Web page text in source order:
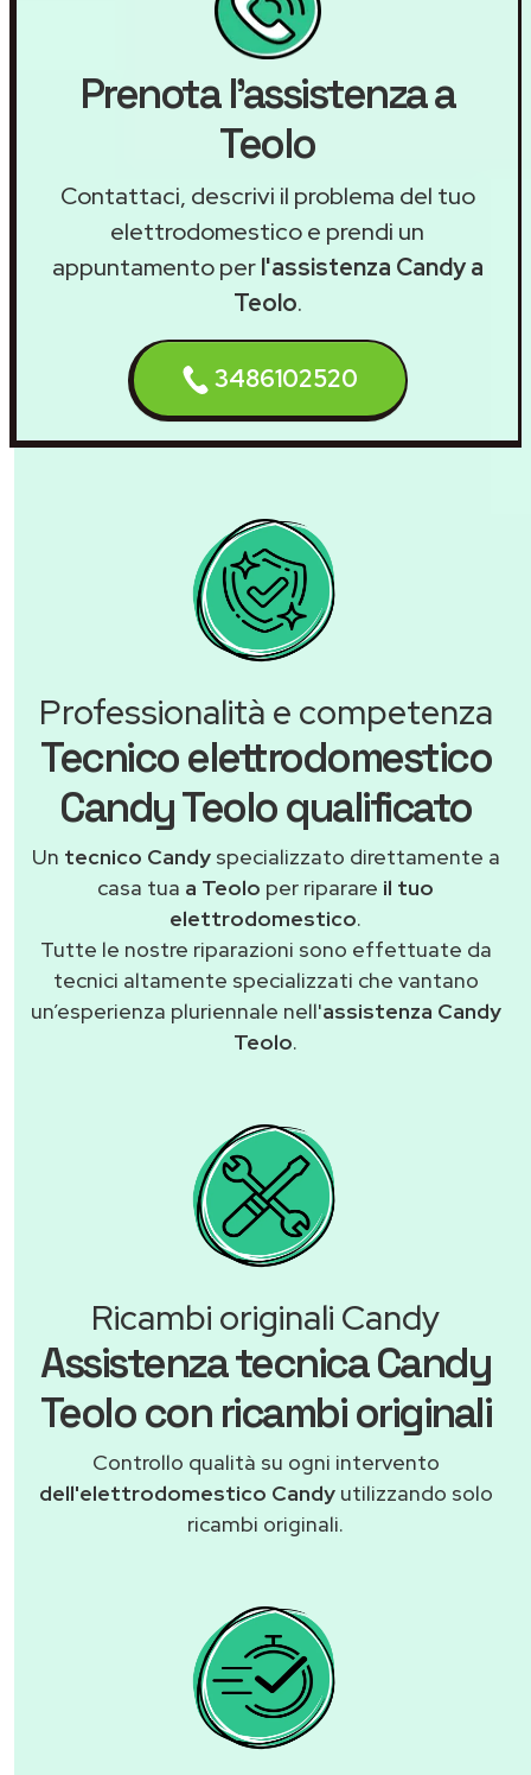
Prenota l'assistenza a
Teolo
Contattaci, descrivi il problema del tuo
elettrodomestico e prendi un
appuntamento perl'assistenza Candy a
Teolo.
3486102520
Professionalità e competenza
Tecnico elettrodomestico
Candy Teolo qualificato
Un tecnico Candyspecializzato direttamente a
casa tua a Teolo per riparare il tuo
elettrodomestico.
Tutte le nostre riparazioni sono effettuate da
tecnici altamente specializzati che vantano
un’esperienza pluriennale nell'assistenza Candy
Teolo.
Ricambi originali Candy
Assistenza tecnica Candy
Teolo con ricambi originali
Controllo qualità su ogni intervento
dell'elettrodomestico Candyutilizzando solo
ricambi originali.